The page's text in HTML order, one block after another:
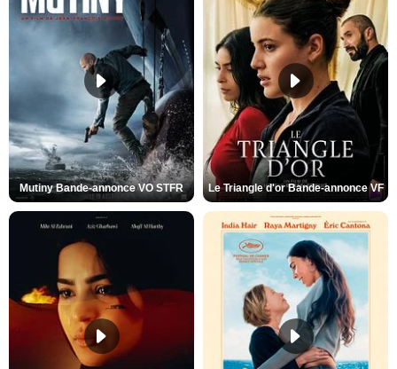
Mutiny Bande-annonce VO STFR Le Triangle d'or Bande-annonce VF